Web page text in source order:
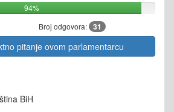
94%
Broj odgovora: 31
pitanje ovom parlamentarcu
BiH